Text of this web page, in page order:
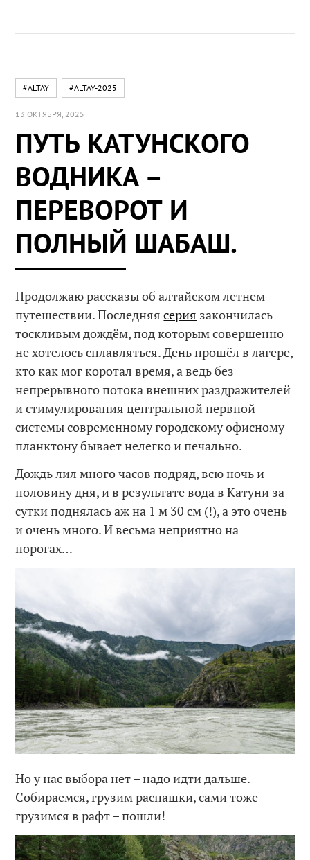
#ALTAY #ALTAY-2025
13 ОКТЯБРЯ, 2025
ПУТЬ КАТУНСКОГО
ВОДНИКА –
ПЕРЕВОРОТ И
ПОЛНЫЙ ШАБАШ.
Продолжаю рассказы об алтайском летнем
путешествии. Последняясерия закончилась
тоскливым дождём, под которым совершенно
не хотелось сплавляться. День прошёл в лагере,
кто как мог коротал время, а ведь без
непрерывного потока внешних раздражителей
и стимулирования центральной нервной
системы современному городскому офисному
планктону бывает нелегко и печально.
Дождь лил много часов подряд, всю ночь и
половину дня, и в результате вода в Катуни за
сутки поднялась аж на 1 м 30 см (!), а это очень
и очень много. И весьма неприятно на
порогах…
Но у нас выбора нет – надо идти дальше.
Собираемся, грузим распашки, сами тоже
грузимся в рафт – пошли!